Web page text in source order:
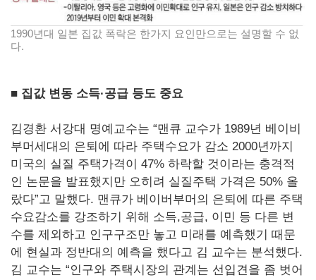
1990년대 일본 집값 폭락은 한가지 요인만으로는 설명할 수 없
다.
■ 집값변동 소득·공급 등도 중요
김경환 서강대 명예교수는 “맨큐 교수가 1989년 베이비
부머세대의 은퇴에 따라 주택수요가 감소 2000년까지
미국의 실질 주택가격이 47% 하락할 것이라는 충격적
인 논문을 발표했지만 오히려 실질주택 가격은 50% 올
랐다”고 말했다. 맨큐가 베이버부머의 은퇴에 따른 주택
수요감소를 강조하기 위해 소득,공급, 이민 등 다른 변
수를 제외하고 인구구조만 놓고 미래를 예측했기 때문
에 현실과 정반대의 예측을 했다고 김 교수는 분석했다.
김 교수는 “인구와 주택시장의 관계는 선입견을 좀 벗어